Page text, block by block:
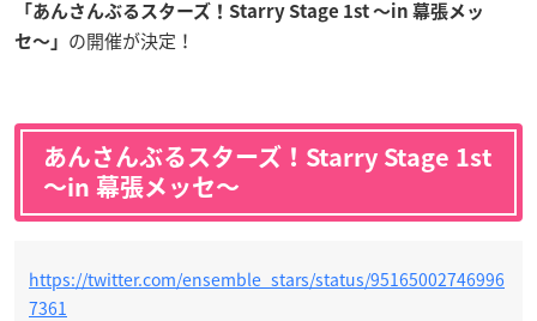
「あんさんぶるスターズ！Starry Stage 1st 〜in 幕張メッ
セ〜」 の開催が決定！
あんさんぶるスターズ！Starry Stage 1st
〜in 幕張メッセ〜
https://twitter.com/ensemble_stars/status/95165002746996
7361